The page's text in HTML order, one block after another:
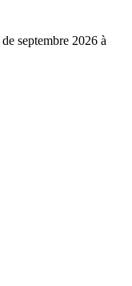
septembre 2026 à